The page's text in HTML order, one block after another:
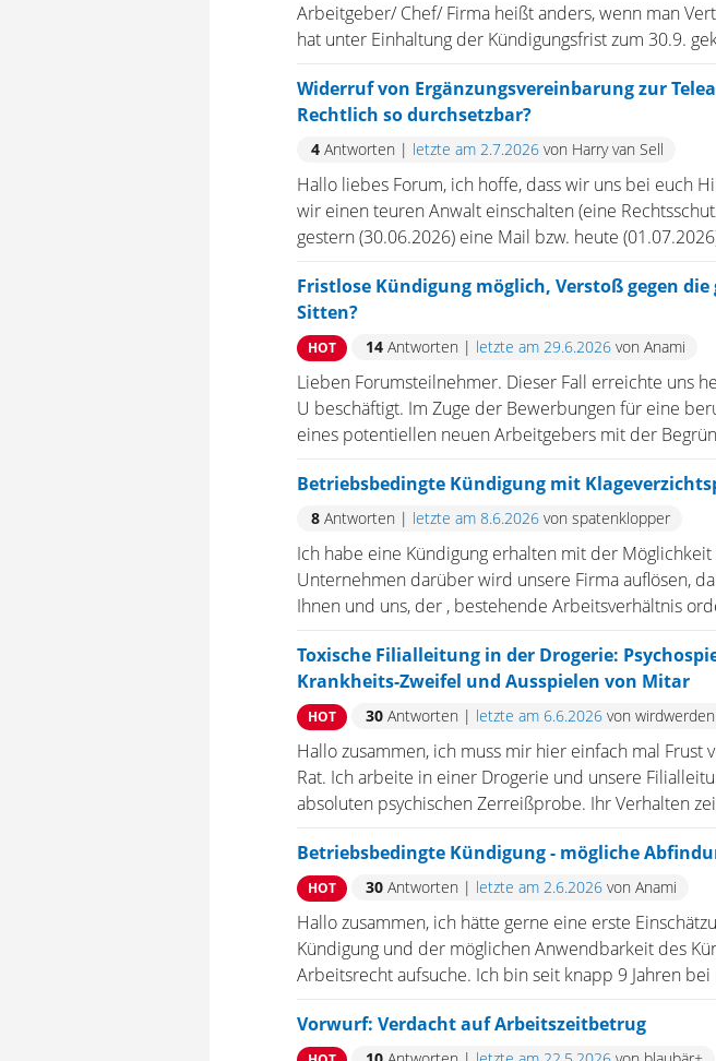
Arbeitgeber/ Chef/ Firma heißt anders, wenn man
hat unter Einhaltung der Kündigungsfrist zum 30.9.
Widerruf von Ergänzungsvereinbarung zur
Rechtlich so durchsetzbar?
4 Antworten | letzte am 2.7.2026 von Harry van Sell
Hallo liebes Forum, ich hoffe, dass wir uns bei euch
wir einen teuren Anwalt einschalten (eine
gestern (30.06.2026) eine Mail bzw. heute
Fristlose Kündigung möglich, Verstoß gegen die
Sitten?
HOT 14 Antworten | letzte am 29.6.2026 von Anami
Lieben Forumsteilnehmer. Dieser Fall erreichte uns
U beschäftigt. Im Zuge der Bewerbungen für eine
eines potentiellen neuen Arbeitgebers mit der
Betriebsbedingte Kündigung mit
8 Antworten | letzte am 8.6.2026 von spatenklopper
Ich habe eine Kündigung erhalten mit der
Unternehmen darüber wird unsere Firma auflösen,
Ihnen und uns, der , bestehende Arbeitsverhältnis
Toxische Filialleitung in der Drogerie:
Krankheits-Zweifel und Ausspielen von Mitar
HOT 30 Antworten | letzte am 6.6.2026 von wirdwerden
Hallo zusammen, ich muss mir hier einfach mal
Rat. Ich arbeite in einer Drogerie und unsere
absoluten psychischen Zerreißprobe. Ihr Verhalten
Betriebsbedingte Kündigung - mögliche
HOT 30 Antworten | letzte am 2.6.2026 von Anami
Hallo zusammen, ich hätte gerne eine erste
Kündigung und der möglichen Anwendbarkeit des
Arbeitsrecht aufsuche. Ich bin seit knapp 9 Jahren
Vorwurf: Verdacht auf Arbeitszeitbetrug